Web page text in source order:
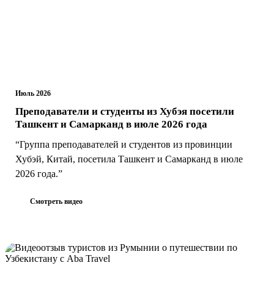
Июль 2026
Преподаватели и студенты из Хубэя посетили
Ташкент и Самарканд в июле 2026 года
“Группа преподавателей и студентов из провинции
Хубэй, Китай, посетила Ташкент и Самарканд в июле
2026 года.”
Смотреть видео